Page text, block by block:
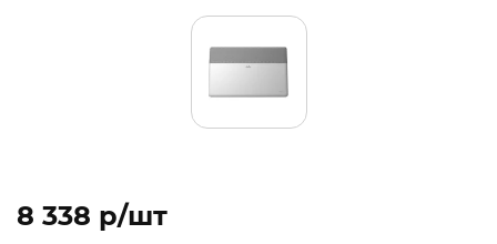
8 338 p/шт